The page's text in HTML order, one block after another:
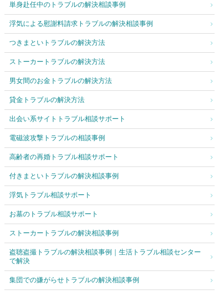
単身赴任中のトラブルの解決相談事例
浮気による慰謝料請求トラブルの解決相談事例
つきまといトラブルの解決方法
ストーカートラブルの解決方法
男女間のお金トラブルの解決方法
貸金トラブルの解決方法
出会い系サイトトラブル相談サポート
電磁波攻撃トラブルの相談事例
高齢者の再婚トラブル相談サポート
付きまといトラブルの解決相談事例
浮気トラブル相談サポート
お墓のトラブル相談サポート
ストーカートラブルの解決相談事例
盗聴盗撮トラブルの解決相談事例｜生活トラブル相談センター
で解決
集団での嫌がらせトラブルの解決相談事例